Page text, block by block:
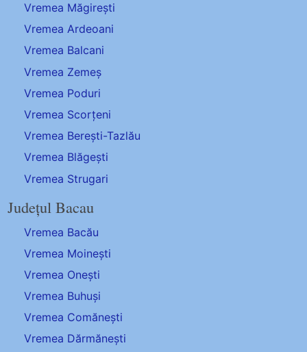
Vremea Măgirești
Vremea Ardeoani
Vremea Balcani
Vremea Zemeș
Vremea Poduri
Vremea Scorțeni
Vremea Berești-Tazlău
Vremea Blăgești
Vremea Strugari
Județul Bacau
Vremea Bacău
Vremea Moinești
Vremea Onești
Vremea Buhuși
Vremea Comănești
Vremea Dărmănești